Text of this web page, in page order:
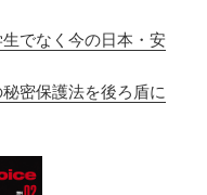
生でなく今の日本・安
密保護法を後ろ盾に